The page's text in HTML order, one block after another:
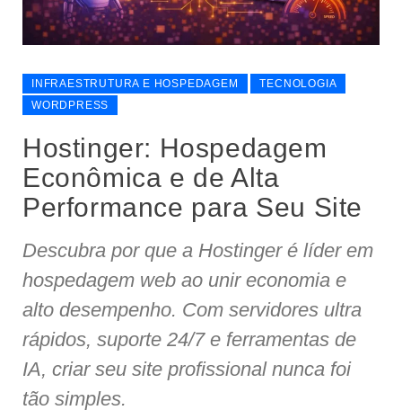
INFRAESTRUTURA E HOSPEDAGEM
TECNOLOGIA
WORDPRESS
Hostinger: Hospedagem
Econômica e de Alta
Performance para Seu Site
Descubra por que a Hostinger é líder em
hospedagem web ao unir economia e
alto desempenho. Com servidores ultra
rápidos, suporte 24/7 e ferramentas de
IA, criar seu site profissional nunca foi
tão simples.